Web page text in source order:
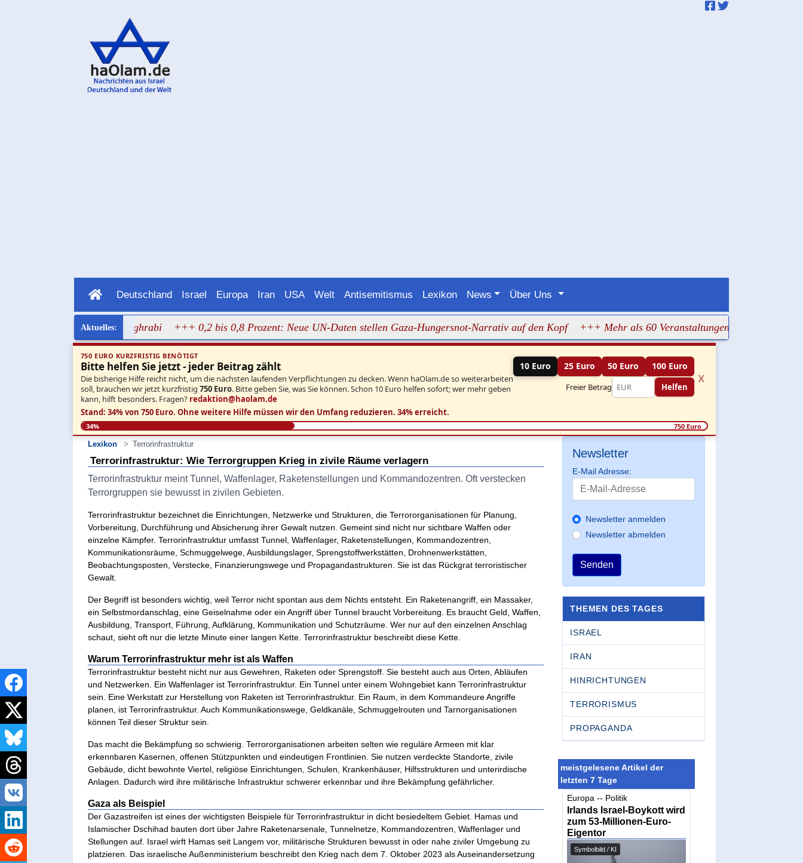
Deutschland Israel Europa Iran USA Welt Antisemitismus Lexikon News Über Uns
Bild von Dalal Mughrabi +++ 0,2 bis 0,8 Prozent: Neue UN-Daten stellen Gaza-Hungersnot-Narrativ auf den Kopf +++ Mehr als 60 Veranstaltungen machen jüdisches
750 EURO KURZFRISTIG BENÖTIGT
Bitte helfen Sie jetzt - jeder Beitrag zählt
Die bisherige Hilfe reicht nicht, um die nächsten laufenden Verpflichtungen zu decken. Wenn haOlam.de so weiterarbeiten
soll, brauchen wir jetzt kurzfristig 750 Euro. Bitte geben Sie, was Sie können. Schon 10 Euro helfen sofort; wer mehr geben
kann, hilft besonders. Fragen? redaktion@haolam.de
10 Euro 25 Euro 50 Euro 100 Euro
Freier Betrag Helfen
x
Stand: 34% von 750 Euro. Ohne weitere Hilfe müssen wir den Umfang reduzieren. 34% erreicht.
34% 750 Euro
Lexikon Terrorinfrastruktur
Terrorinfrastruktur: Wie Terrorgruppen Krieg in zivile Räume verlagern
Terrorinfrastruktur meint Tunnel, Waffenlager, Raketenstellungen und Kommandozentren. Oft verstecken
Terrorgruppen sie bewusst in zivilen Gebieten.
Terrorinfrastruktur bezeichnet die Einrichtungen, Netzwerke und Strukturen, die Terrororganisationen für Planung,
Vorbereitung, Durchführung und Absicherung ihrer Gewalt nutzen. Gemeint sind nicht nur sichtbare Waffen oder
einzelne Kämpfer. Terrorinfrastruktur umfasst Tunnel, Waffenlager, Raketenstellungen, Kommandozentren,
Kommunikationsräume, Schmuggelwege, Ausbildungslager, Sprengstoffwerkstätten, Drohnenwerkstätten,
Beobachtungsposten, Verstecke, Finanzierungswege und Propagandastrukturen. Sie ist das Rückgrat terroristischer
Gewalt.
Der Begriff ist besonders wichtig, weil Terror nicht spontan aus dem Nichts entsteht. Ein Raketenangriff, ein Massaker,
ein Selbstmordanschlag, eine Geiselnahme oder ein Angriff über Tunnel braucht Vorbereitung. Es braucht Geld, Waffen,
Ausbildung, Transport, Führung, Aufklärung, Kommunikation und Schutzräume. Wer nur auf den einzelnen Anschlag
schaut, sieht oft nur die letzte Minute einer langen Kette. Terrorinfrastruktur beschreibt diese Kette.
Warum Terrorinfrastruktur mehr ist als Waffen
Terrorinfrastruktur besteht nicht nur aus Gewehren, Raketen oder Sprengstoff. Sie besteht auch aus Orten, Abläufen
und Netzwerken. Ein Waffenlager ist Terrorinfrastruktur. Ein Tunnel unter einem Wohngebiet kann Terrorinfrastruktur
sein. Eine Werkstatt zur Herstellung von Raketen ist Terrorinfrastruktur. Ein Raum, in dem Kommandeure Angriffe
planen, ist Terrorinfrastruktur. Auch Kommunikationswege, Geldkanäle, Schmuggelrouten und Tarnorganisationen
können Teil dieser Struktur sein.
Das macht die Bekämpfung so schwierig. Terrororganisationen arbeiten selten wie reguläre Armeen mit klar
erkennbaren Kasernen, offenen Stützpunkten und eindeutigen Frontlinien. Sie nutzen verdeckte Standorte, zivile
Gebäude, dicht bewohnte Viertel, religiöse Einrichtungen, Schulen, Krankenhäuser, Hilfsstrukturen und unterirdische
Anlagen. Dadurch wird ihre militärische Infrastruktur schwerer erkennbar und ihre Bekämpfung gefährlicher.
Gaza als Beispiel
Der Gazastreifen ist eines der wichtigsten Beispiele für Terrorinfrastruktur in dicht besiedeltem Gebiet. Hamas und
Islamischer Dschihad bauten dort über Jahre Raketenarsenale, Tunnelnetze, Kommandozentren, Waffenlager und
Stellungen auf. Israel wirft Hamas seit Langem vor, militärische Strukturen bewusst in oder nahe ziviler Umgebung zu
platzieren. Das israelische Außenministerium beschreibt den Krieg nach dem 7. Oktober 2023 als Auseinandersetzung
Newsletter
E-Mail Adresse:
Newsletter anmelden
Newsletter abmelden
Senden
THEMEN DES TAGES
ISRAEL
IRAN
HINRICHTUNGEN
TERRORISMUS
PROPAGANDA
meistgelesene Artikel der
letzten 7 Tage
Europa -- Politik
Irlands Israel-Boykott wird
zum 53-Millionen-Euro-
Eigentor
Symbolbild / KI